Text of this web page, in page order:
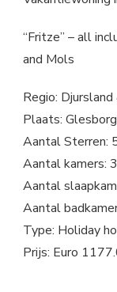
“Fritze” – all
and Mols
Regio:
Plaats: Glesborg
Aantal Sterren:
Aantal kamers: 3
Aantal
Aantal
Type: Holiday
Prijs: Euro